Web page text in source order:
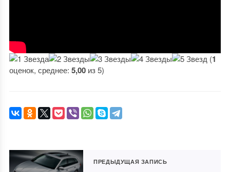
(1
оценок, среднее: 5,00из 5)
ПРЕДЫДУЩАЯ ЗАПИСЬ